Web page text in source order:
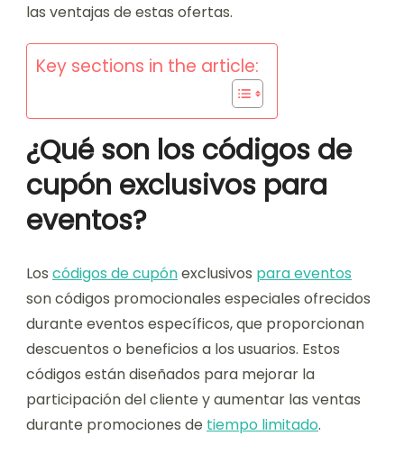
las ventajas de estas ofertas.
Key sections in the article:
¿Qué son los códigos de
cupón exclusivos para
eventos?
Los códigos de cupónexclusivos para eventos
son códigos promocionales especiales ofrecidos
durante eventos específicos, que proporcionan
descuentos o beneficios a los usuarios. Estos
códigos están diseñados para mejorar la
participación del cliente y aumentar las ventas
durante promociones de tiempo limitado.